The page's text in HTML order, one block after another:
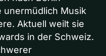
unermüdlich Musik
Aktuell weilt sie
in der Schweiz.